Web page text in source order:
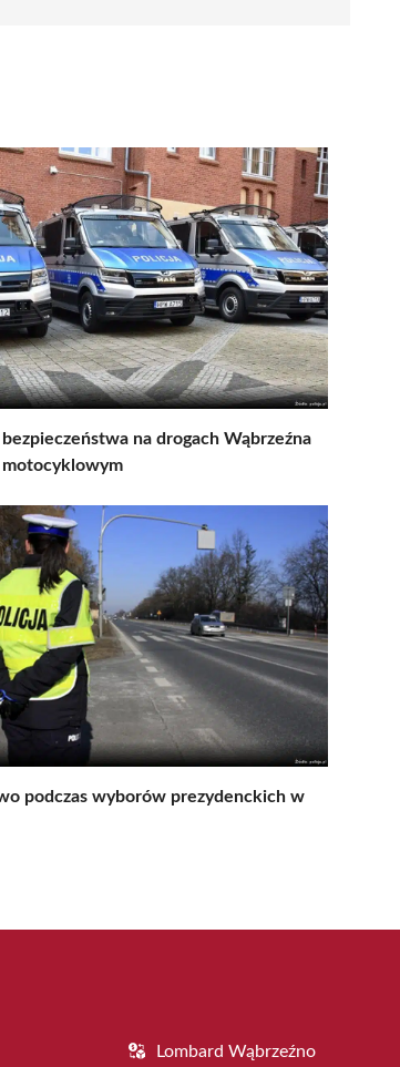
na drogach Wąbrzeźna
podczas wyborów prezydenckich w
Lombard Wąbrzeźno